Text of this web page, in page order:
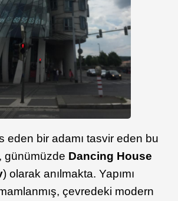
eden bir adamı tasvir eden bu
günümüzde Dancing House
) olarak anılmakta. Yapımı
çevredeki modern